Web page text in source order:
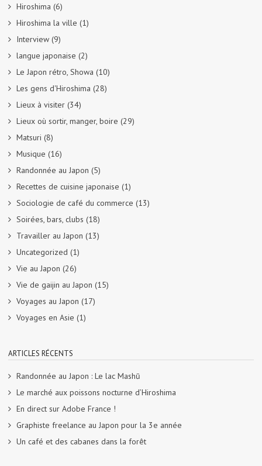
Hiroshima (6)
Hiroshima la ville (1)
Interview (9)
langue japonaise (2)
Le Japon rétro, Showa (10)
Les gens d'Hiroshima (28)
Lieux à visiter (34)
Lieux où sortir, manger, boire (29)
Matsuri (8)
Musique (16)
Randonnée au Japon (5)
Recettes de cuisine japonaise (1)
Sociologie de café du commerce (13)
Soirées, bars, clubs (18)
Travailler au Japon (13)
Uncategorized (1)
Vie au Japon (26)
Vie de gaijin au Japon (15)
Voyages au Japon (17)
Voyages en Asie (1)
ARTICLES RÉCENTS
Randonnée au Japon : Le lac Mashū
Le marché aux poissons nocturne d’Hiroshima
En direct sur Adobe France !
Graphiste freelance au Japon pour la 3e année
Un café et des cabanes dans la forêt